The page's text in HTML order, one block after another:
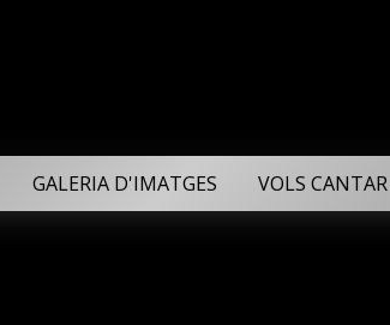
GALERIA D'IMATGES VOLS